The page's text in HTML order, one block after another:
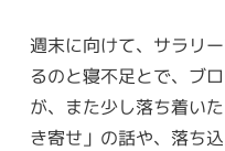
週末に向けて、サラリ
るのと寝不足とで、ブ
が、また少し落ち着い
き寄せ」の話や、落ち